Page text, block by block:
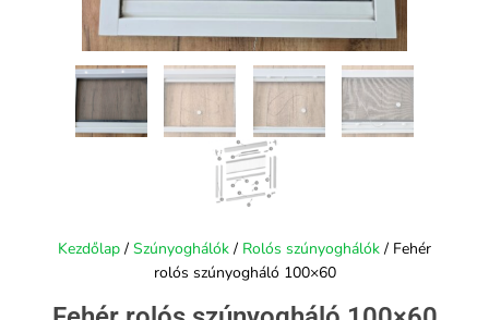
Kezdőlap / Szúnyoghálók / Rolós szúnyoghálók / Fehér
rolós szúnyogháló 100×60